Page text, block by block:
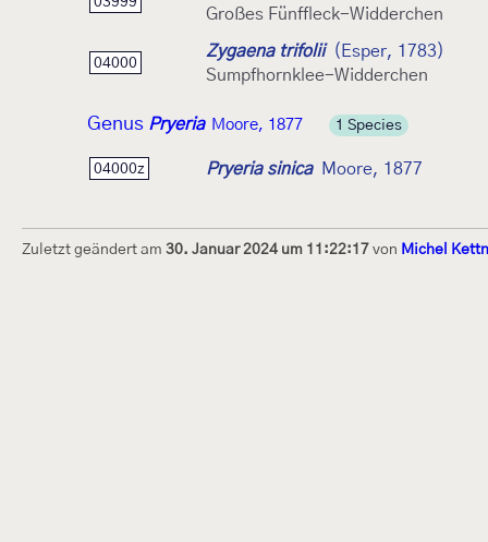
Großes Fünffleck-Widderchen
04000
Zygaena trifolii
(Esper, 1783)
Sumpfhornklee-Widderchen
Genus Pryeria Moore, 1877 1 Species
04000z Pryeria sinica Moore, 1877
Zuletzt geändert am 30. Januar 2024 um 11:22:17 von Michel